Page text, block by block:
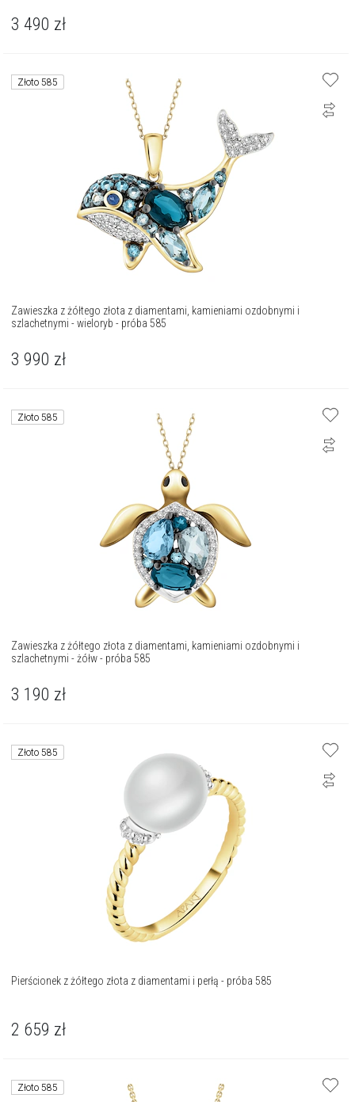
3 490 zł
Złoto 585
Zawieszka z żółtego złota z diamentami, kamieniami ozdobnymi i
szlachetnymi - wieloryb - próba 585
3 990 zł
Złoto 585
Zawieszka z żółtego złota z diamentami, kamieniami ozdobnymi i
szlachetnymi - żółw - próba 585
3 190 zł
Złoto 585
Pierścionek z żółtego złota z diamentami i perłą - próba 585
2 659 zł
Złoto 585